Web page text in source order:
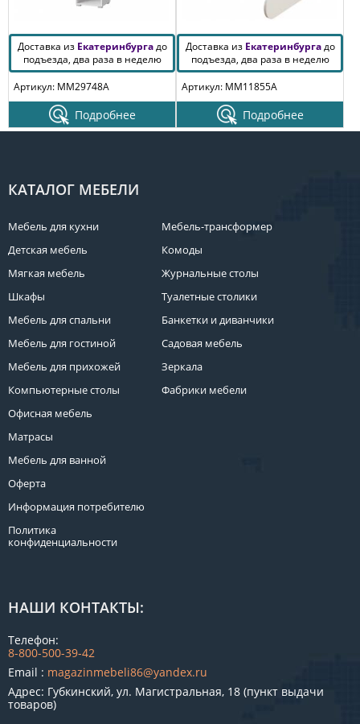
Доставка из Екатеринбургадо
подъезда, два раза в неделю
Артикул: MM29748A
Подробнее
Доставка из Екатеринбургадо
подъезда, два раза в неделю
Артикул: MM11855A
Подробнее
КАТАЛОГ МЕБЕЛИ
Мебель для кухни
Детская мебель
Мягкая мебель
Шкафы
Мебель для спальни
Мебель для гостиной
Мебель для прихожей
Компьютерные столы
Офисная мебель
Матрасы
Мебель для ванной
Оферта
Информация потребителю
Политика
конфиденциальности
Мебель-трансформер
Комоды
Журнальные столы
Туалетные столики
Банкетки и диванчики
Садовая мебель
Зеркала
Фабрики мебели
НАШИ КОНТАКТЫ:
Телефон:
8-800-500-39-42
Email : magazinmebeli86@yandex.ru
Адрес: Губкинский, ул. Магистральная, 18 (пункт выдачи
товаров)